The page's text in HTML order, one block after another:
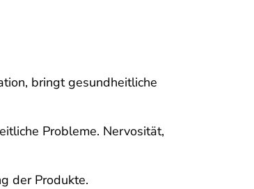
bringt gesundheitliche
Probleme. Nervosität,
der Produkte.